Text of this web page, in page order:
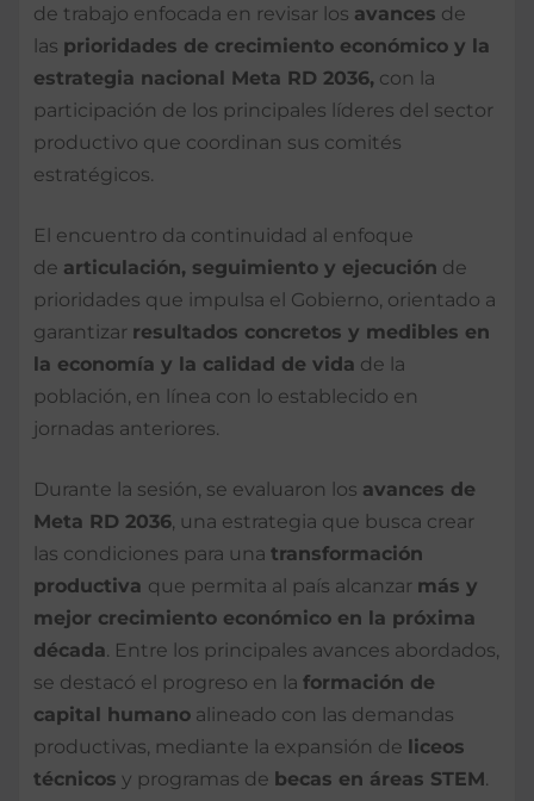
de trabajo enfocada en revisar los avances de
las prioridades de crecimiento económico y la
estrategia nacional Meta RD 2036, con la
participación de los principales líderes del sector
productivo que coordinan sus comités
estratégicos.
El encuentro da continuidad al enfoque
de articulación, seguimiento y ejecución de
prioridades que impulsa el Gobierno, orientado a
garantizar resultados concretos y medibles en
la economía y la calidad de vida de la
población, en línea con lo establecido en
jornadas anteriores.
Durante la sesión, se evaluaron los avances de
Meta RD 2036 , una estrategia que busca crear
las condiciones para una transformación
productiva que permita al país alcanzar más y
mejor crecimiento económico en la próxima
década . Entre los principales avances abordados,
se destacó el progreso en la formación de
capital humano alineado con las demandas
productivas, mediante la expansión de liceos
técnicos y programas de becas en áreas STEM